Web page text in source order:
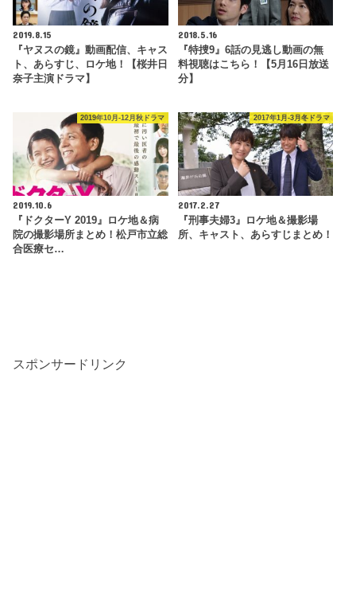
2019.8.15
『ヤヌスの鏡』動画配信、キャス
ト、あらすじ、ロケ地！【桜井日
奈子主演ドラマ】
2018.5.16
『特捜9』6話の見逃し動画の無
料視聴はこちら！【5月16日放送
分】
2019年10月-12月秋ドラマ
2019.10.6
『ドクターY 2019』ロケ地＆病
院の撮影場所まとめ！松戸市立総
合医療セ…
2017年1月-3月冬ドラマ
2017.2.27
『刑事夫婦3』ロケ地＆撮影場
所、キャスト、あらすじまとめ！
スポンサードリンク